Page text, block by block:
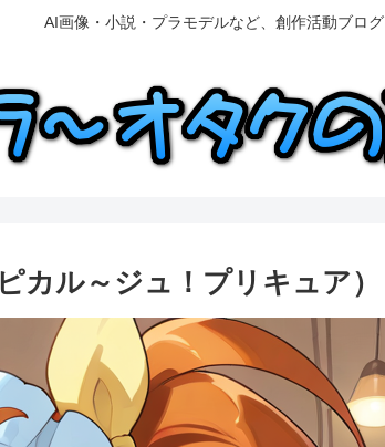
AI画像・小説・プラモデルなど、創作活動ブログ
カル～ジュ！プリキュア）